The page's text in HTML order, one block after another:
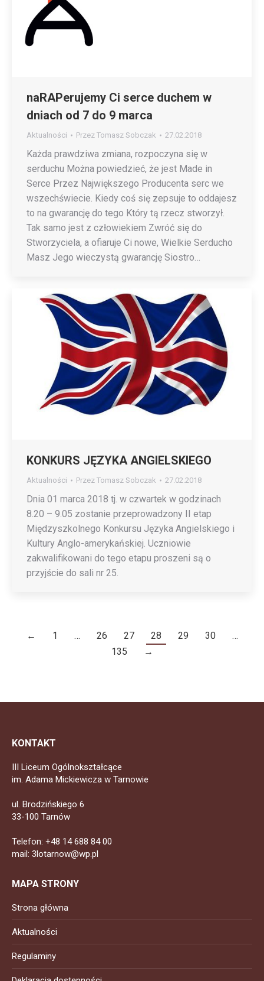
naRAPerujemy Ci serce duchem w
dniach od 7 do 9 marca
Aktualności Przez Tomasz Sobczak 27.02.2018
Każda prawdziwa zmiana, rozpoczyna się w
serduchu Można powiedzieć, że jest Made in
Serce Przez Największego Producenta serc we
wszechświecie. Kiedy coś się zepsuje to oddajesz
to na gwarancję do tego Który tą rzecz stworzył.
Tak samo jest z człowiekiem Zwróć się do
Stworzyciela, a ofiaruje Ci nowe, Wielkie Serducho
Masz Jego wieczystą gwarancję Siostro…
KONKURS JĘZYKA ANGIELSKIEGO
Aktualności Przez Tomasz Sobczak 27.02.2018
Dnia 01 marca 2018 tj. w czwartek w godzinach
8.20 – 9.05 zostanie przeprowadzony II etap
Międzyszkolnego Konkursu Języka Angielskiego i
Kultury Anglo-amerykańskiej. Uczniowie
zakwalifikowani do tego etapu proszeni są o
przyjście do sali nr 25.
← 1 … 26 27 28 29 30
…
135
→
KONTAKT
III Liceum Ogólnokształcące
im. Adama Mickiewicza w Tarnowie
ul. Brodzińskiego 6
33-100 Tarnów
Telefon: +48 14 688 84 00
mail: 3lotarnow@wp.pl
MAPA STRONY
Strona główna
Aktualności
Regulaminy